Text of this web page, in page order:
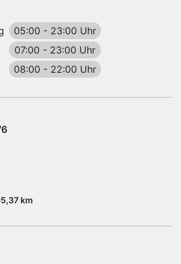
05:00 - 23:00 Uhr
07:00 - 23:00 Uhr
08:00 - 22:00 Uhr
km